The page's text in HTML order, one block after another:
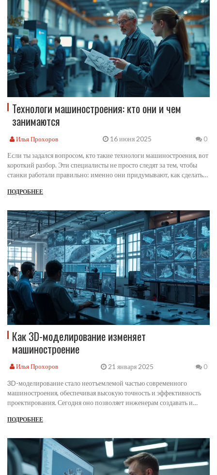
Технологи машиностроения: кто они и чем
занимаются
Илья Прохоров 16 июня 2025 0
Если ты задался вопросом, кто такие технологи машиностроения, вот
короткий разбор. Эти специалисты не просто следят за тем, чтобы
станки работали правильно: именно они придумывают, как сделать
реально влияют, какими знаниями должны обладать и почему без
нужных навыках, реальных задачах и о том, куда ведут главные
тренды отрасли.
ПОДРОБНЕЕ
Как 3D-моделирование изменяет
машиностроение
Илья Прохоров 21 января 2025 0
3D-моделирование стало неотъемлемой частью современного
машиностроения, обеспечивая высокую точность и эффективность
проектирования. Сегодня оно позволяет инженерам создавать и
прототипов, что экономит время и ресурсы. Эта технология
ускоряя их. 3D-моделирование обеспечивает возможность быстрого
исправления ошибок и внесения изменений на этапе разработки.
Оно открывает новые горизонты для отрасли и становится основой
для будущих инженерных разработок.
ПОДРОБНЕЕ